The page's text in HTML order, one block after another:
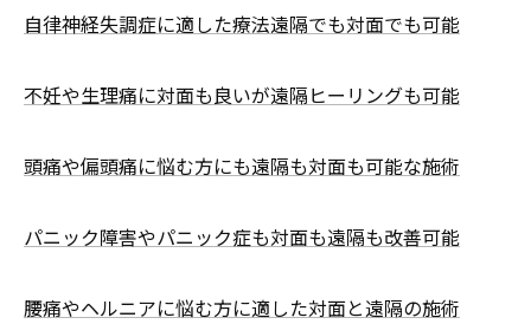
自律神経失調症に適した療法遠隔でも対面でも可能
不妊や生理痛に対面も良いが遠隔ヒーリングも可能
頭痛や偏頭痛に悩む方にも遠隔も対面も可能な施術
パニック障害やパニック症も対面も遠隔も改善可能
腰痛やヘルニアに悩む方に適した対面と遠隔の施術